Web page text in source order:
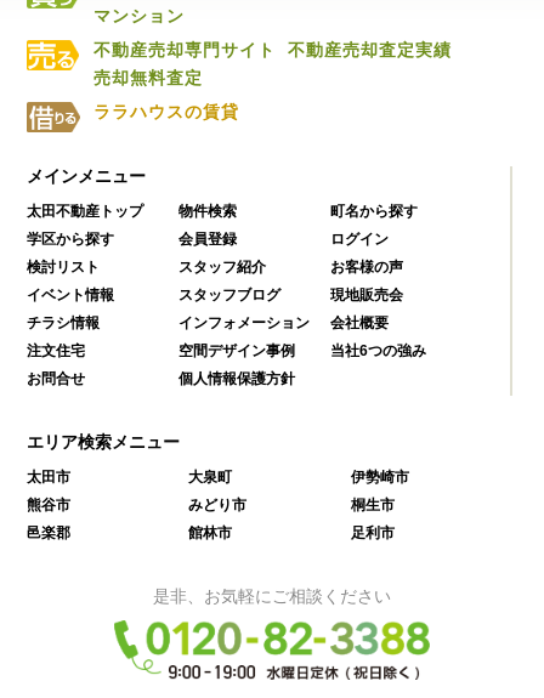
マンション
不動産売却専門サイト
不動産売却査定実績
売却無料査定
ララハウスの賃貸
メインメニュー
太田不動産トップ 物件検索
町名から探す
学区から探す
会員登録
ログイン
検討リスト
スタッフ紹介
お客様の声
イベント情報
スタッフブログ
現地販売会
チラシ情報
インフォメーション
会社概要
注文住宅
空間デザイン事例
当社6つの強み
お問合せ
個人情報保護方針
エリア検索メニュー
太田市 大泉町
伊勢崎市
熊谷市
みどり市
桐生市
邑楽郡
館林市 足利市
是非、お気軽にご相談ください